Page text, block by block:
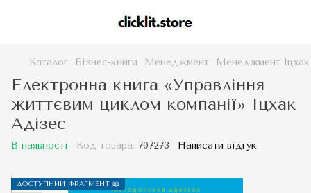
Каталог Бізнес-книги Менеджмент Менеджмент
Електронна книга «Управління
життєвим циклом компанії» Іцхак
Адізес
В наявності Код товара: 707273 Написати відгук
ДОСТУПНИЙ ФРАГМЕНТ 📖